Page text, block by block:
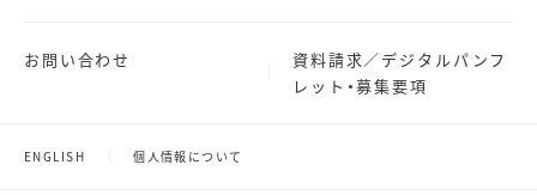
お問い合わせ
資料請求／デジタルパンフ
レット・募集要項
ENGLISH 個人情報について